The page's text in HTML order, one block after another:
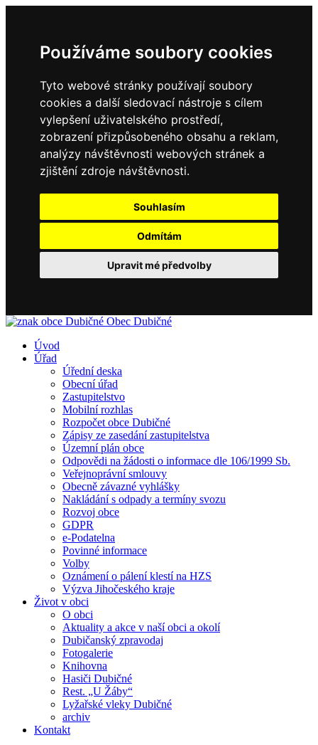
Používáme soubory cookies
Tyto webové stránky používají soubory
cookies a další sledovací nástroje s cílem
vylepšení uživatelského prostředí,
zobrazení přizpůsobeného obsahu a reklam,
analýzy návštěvnosti webových stránek a
zjištění zdroje návštěvnosti.
Souhlasím
Odmítám
Upravit mé předvolby
Obec Dubičné
Úvod
Úřad
Úřední deska
Obecní úřad
Zastupitelstvo
Mobilní rozhlas
Rozpočet obce Dubičné
Zápisy ze zasedání zastupitelstva
Územní plán obce
Odpovědi na žádosti o informace dle 106/1999 Sb.
Veřejnoprávní smlouvy
Obecně závazné vyhlášky
Nakládání s odpady a termíny svozu
Rozvoj obce
GDPR
e-Podatelna
Povinné informace
Volby
Oznámení o pálení klestí na HZS
Výzva Jihočeského kraje
Život v obci
O obci
Aktuality a akce v naší obci a okolí
Dubičanský zpravodaj
Fotogalerie
Knihovna
Hasiči Dubičné
Rest. „U Žáby“
Lyžařské vleky Dubičné
archiv
Kontakt